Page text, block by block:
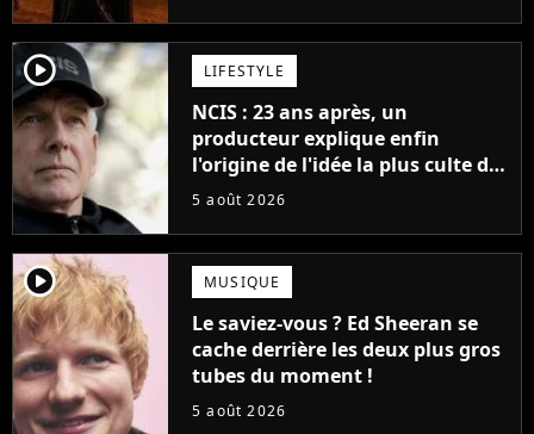
player2 LIFESTYLE
NCIS : 23 ans après, un
producteur explique enfin
l'origine de l'idée la plus culte de
la série (et on ne parle pas du
5 août 2026
player2 MUSIQUE
Le saviez-vous ? Ed Sheeran se
cache derrière les deux plus gros
tubes du moment !
5 août 2026